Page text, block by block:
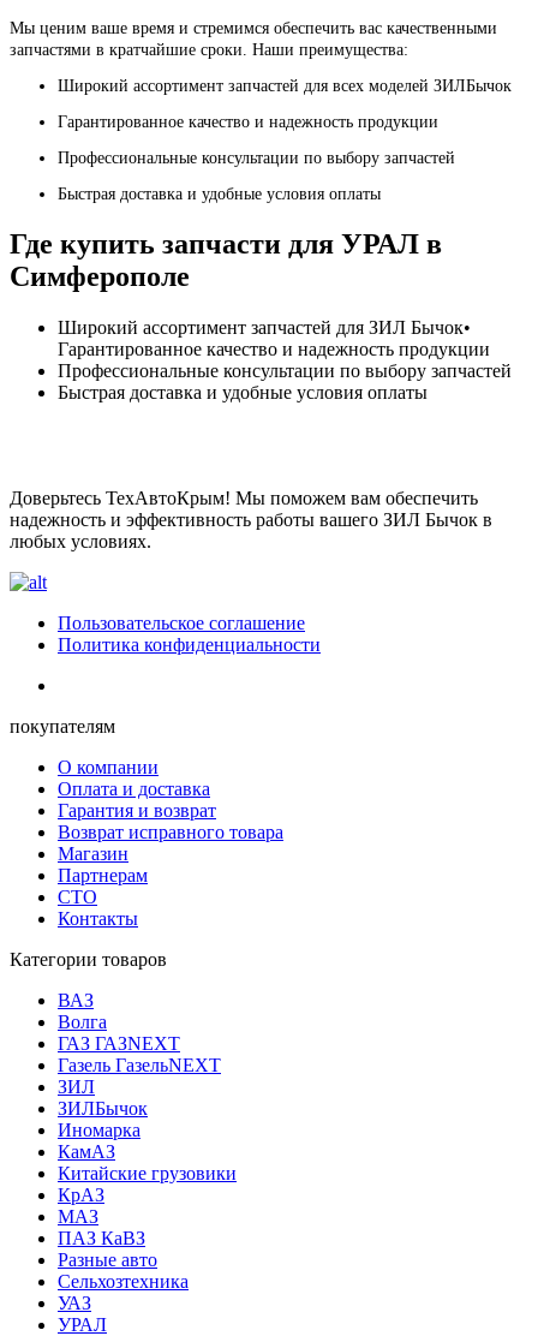
Мы ценим ваше время и стремимся обеспечить вас качественными
запчастями в кратчайшие сроки. Наши преимущества:
Широкий ассортимент запчастей для всех моделей ЗИЛБычок
Гарантированное качество и надежность продукции
Профессиональные консультации по выбору запчастей
Быстрая доставка и удобные условия оплаты
Где купить запчасти для УРАЛ в
Симферополе
Широкий ассортимент запчастей для ЗИЛ Бычок•
Гарантированное качество и надежность продукции
Профессиональные консультации по выбору запчастей
Быстрая доставка и удобные условия оплаты
Доверьтесь ТехАвтоКрым! Мы поможем вам обеспечить
надежность и эффективность работы вашего ЗИЛ Бычок в
любых условиях.
Пользовательское соглашение
Политика конфиденциальности
покупателям
О компании
Оплата и доставка
Гарантия и возврат
Возврат исправного товара
Магазин
Партнерам
СТО
Контакты
Категории товаров
ВАЗ
Волга
ГАЗ ГАЗNEXT
Газель ГазельNEXT
ЗИЛ
ЗИЛБычок
Иномарка
КамАЗ
Китайские грузовики
КрАЗ
МАЗ
ПАЗ КаВЗ
Разные авто
Сельхозтехника
УАЗ
УРАЛ